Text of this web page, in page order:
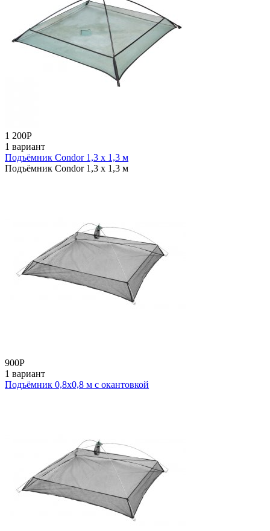
1 200Р
1 вариант
Подъёмник Condor 1,3 х 1,3 м
Подъёмник Condor 1,3 х 1,3 м
900Р
1 вариант
Подъёмник 0,8х0,8 м с окантовкой